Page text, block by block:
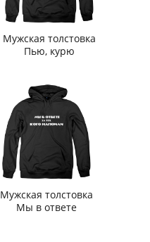
Мужская толстовка
Пью, курю
Мужская толстовка
Мы в ответе